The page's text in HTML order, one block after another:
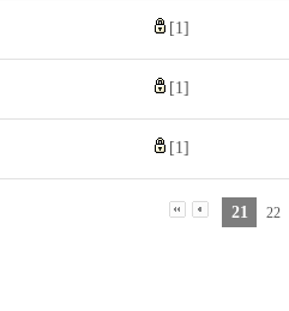
[1]
[1]
[1]
21 22